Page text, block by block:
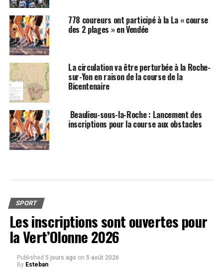
778 coureurs ont participé à la La « course
des 2 plages » en Vendée
La circulation va être perturbée à la Roche-
sur-Yon en raison de la course de la
Bicentenaire
Beaulieu-sous-la-Roche : Lancement des
inscriptions pour la course aux obstacles
SPORT
Les inscriptions sont ouvertes pour
la Vert’Olonne 2026
Published 5 jours ago on 5 août 2026
By Esteban